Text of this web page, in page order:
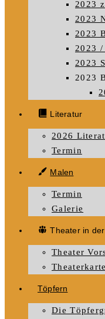
2023
2023
2023
2023
2023
2023
Literatur
2026
Termin
Malen
Termin
Galerie
Theater in
Theater
Töpfern
Die